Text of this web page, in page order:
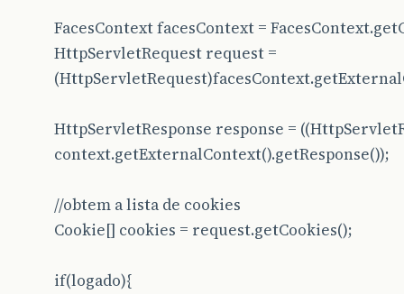
FacesContext facesContext =
HttpServletRequest request =
HttpServletResponse response =
context.getExternalContext().getResponse());
//obtem a lista de cookies
Cookie[] cookies = request.getCookies();
if(logado){